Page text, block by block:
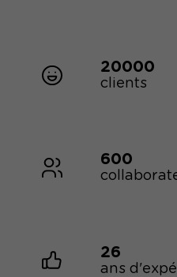
20000
clients
600
26
ans